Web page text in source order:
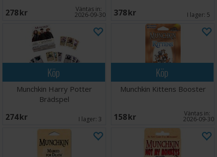
278 SEK Väntas in:
2026-09-30 378 SEK I lager: 5
Köp
Munchkin Harry Potter
Brädspel
274 SEK I lager: 3
Köp
Munchkin Kittens Booster
158 SEK Väntas in:
2026-09-30